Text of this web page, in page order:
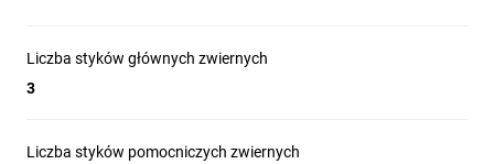
Liczba styków głównych zwiernych
3
Liczba styków pomocniczych zwiernych